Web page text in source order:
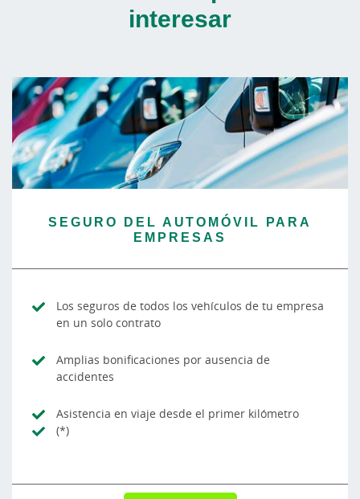
interesar
SEGURO DEL AUTOMÓVIL PARA
EMPRESAS
Los seguros de todos los vehículos de tu empresa
en un solo contrato
Amplias bonificaciones por ausencia de
accidentes
Asistencia en viaje desde el primer kilómetro
(*)